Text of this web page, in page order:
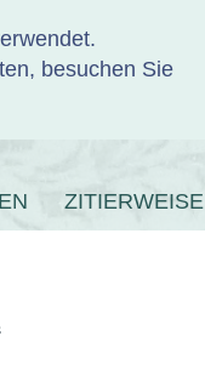
besuchen Sie
ZITIERWEISE